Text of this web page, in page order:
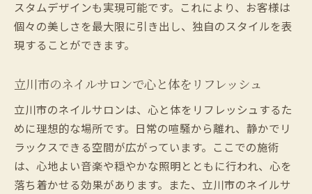
立川市ネイルサロンの技術が生む美しさの
秘密
ス
立川市ネイルサロンの美しさを追求するア
プローチ
フットネイルで表現する立川市のエレガン
ス
立川市のネイルサロンで体感する美の革新
スタムデザインも実現可能です。これにより、お客様は
個々の美しさを最大限に引き出し、独自のスタイルを表
現することができます。
立川市のネイルサロンで心と体をリフレッシュ
立川市のネイルサロンは、心と体をリフレッシュするた
めに理想的な場所です。日常の喧騒から離れ、静かでリ
ラックスできる空間が広がっています。ここでの施術
は、心地よい音楽や穏やかな照明とともに行われ、心を
落ち着かせる効果があります。また、立川市のネイルサ